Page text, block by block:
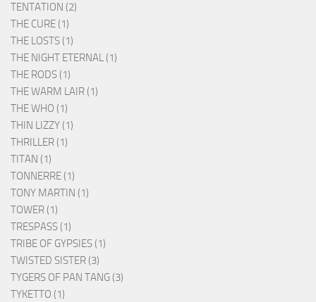
TENTATION (2)
THE CURE (1)
THE LOSTS (1)
THE NIGHT ETERNAL (1)
THE RODS (1)
THE WARM LAIR (1)
THE WHO (1)
THIN LIZZY (1)
THRILLER (1)
TITAN (1)
TONNERRE (1)
TONY MARTIN (1)
TOWER (1)
TRESPASS (1)
TRIBE OF GYPSIES (1)
TWISTED SISTER (3)
TYGERS OF PAN TANG (3)
TYKETTO (1)